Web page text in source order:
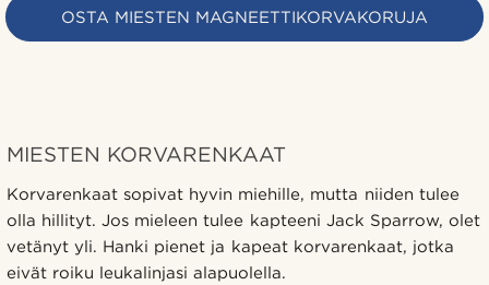
OSTA MIESTEN MAGNEETTIKORVAKORUJA
MIESTEN KORVARENKAAT
Korvarenkaat sopivat hyvin miehille, mutta niiden tulee
olla hillityt. Jos mieleen tulee kapteeni Jack Sparrow, olet
vetänyt yli. Hanki pienet ja kapeat korvarenkaat, jotka
eivät roiku leukalinjasi alapuolella.